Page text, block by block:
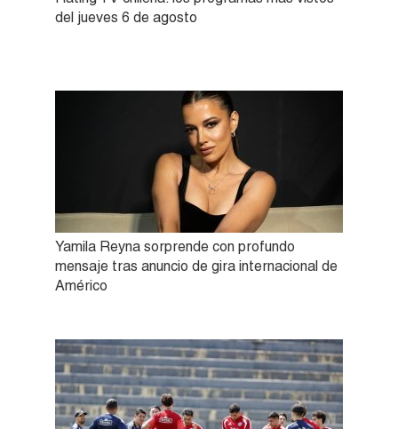
del jueves 6 de agosto
Yamila Reyna sorprende con profundo
mensaje tras anuncio de gira internacional de
Américo